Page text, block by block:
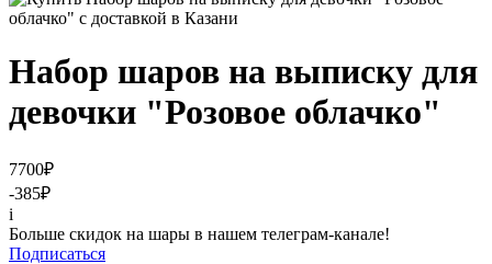
Набор шаров на выписку для
девочки "Розовое облачко"
7700₽
-385₽
i
Больше скидок на шары в нашем телеграм-канале!
Подписаться